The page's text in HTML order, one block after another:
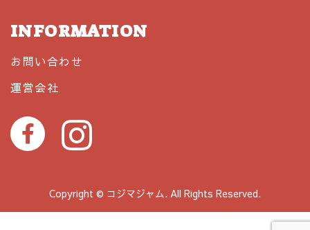
INFORMATION
お問い合わせ
運営会社
Copyright © コジマジャム. All Rights Reserved.